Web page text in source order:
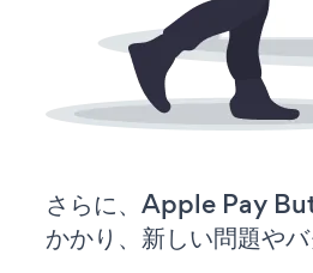
さらに、Apple Pay
かかり、新しい問題や